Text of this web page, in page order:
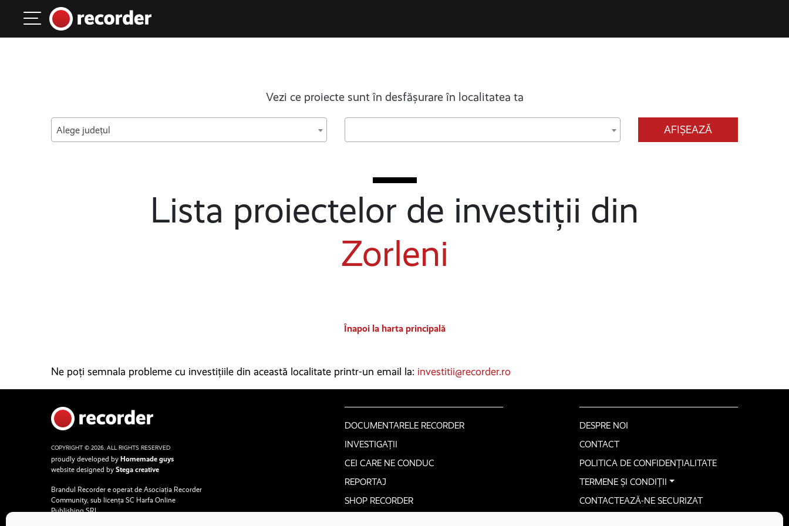
Main Navigation
Vezi ce proiecte sunt în desfășurare în localitatea ta
Alege județul AFIȘEAZĂ
Lista proiectelor de investiții din
Zorleni
Înapoi la harta principală
Ne poți semnala probleme cu investițiile din această localitate printr-un email la: investitii@recorder.ro
COPYRIGHT © 2026. ALL RIGHTS RESERVED
proudly developed by Homemade guys
website designed by Stega creative
Brandul Recorder e operat de Asociația Recorder
Community, sub licența SC Harfa Online
Publishing SRL.
DOCUMENTARELE RECORDER
INVESTIGAȚII
CEI CARE NE CONDUC
REPORTAJ
SHOP RECORDER
DESPRE NOI
CONTACT
POLITICA DE CONFIDENȚIALITATE
TERMENE ȘI CONDIȚII
CONTACTEAZĂ-NE SECURIZAT